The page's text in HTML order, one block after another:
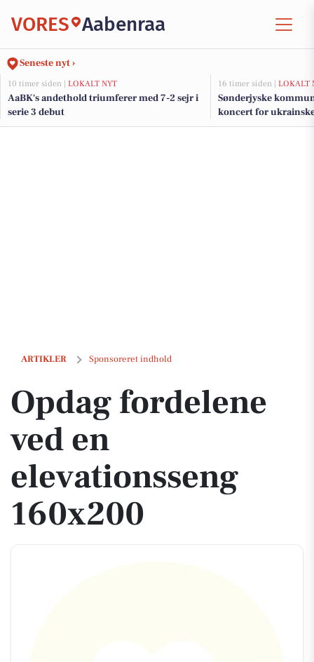
VORES Aabenraa
Seneste nyt ›
10 timer siden | LOKALT NYT
AaBK's andethold triumferer med 7-2 sejr i
serie 3 debut
16 timer siden | LOKALT
Sønderjyske
koncert for
ARTIKLER Sponsoreret indhold
Opdag fordelene ved en elevationsseng 160x200
Opdag fordelene
ved en
elevationsseng
160x200